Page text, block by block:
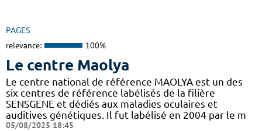
PAGES
relevance: 100%
Le centre Maolya
Le centre national de référence MAOLYA est un des
six centres de référence labélisés de la filière
SENSGENE et dédiés aux maladies oculaires et
auditives génétiques. Il fut labélisé en 2004 par le m
05/08/2025 18:45